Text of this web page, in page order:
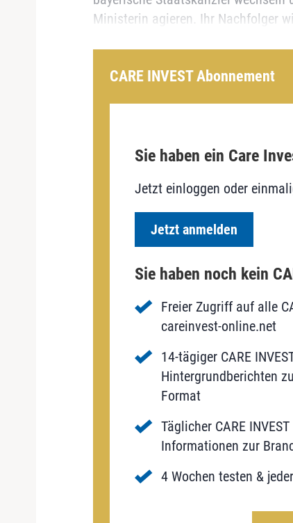
Ministerin agieren. Ihr Nachfolger
CARE INVEST Abonnement
Sie haben ein Care
Jetzt einloggen oder
Jetzt anmelden
Sie haben noch kein
Freier Zugriff auf alle
careinvest-online.net
14-tägiger CARE
Hintergrundberichten
Format
Täglicher CARE
Informationen zur
4 Wochen testen &